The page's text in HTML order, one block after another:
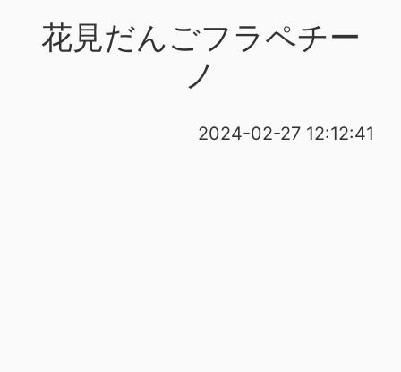
花見だんごフラペチー
ノ
2024-02-27 12:12:41